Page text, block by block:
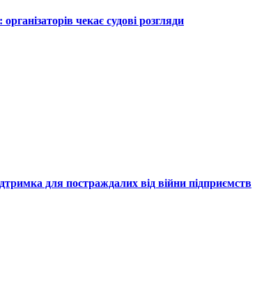
чекає судові розгляди
для постраждалих від війни підприємств